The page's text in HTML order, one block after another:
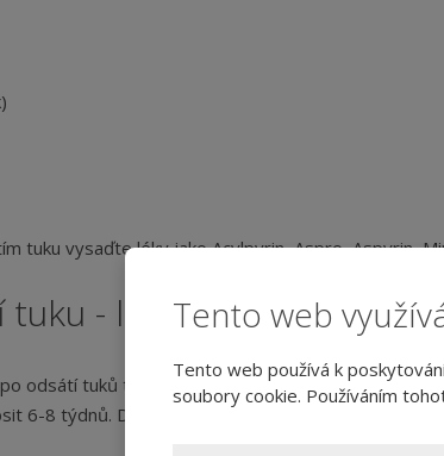
tuku vysaďte léky jako Acylpyrin, Aspro, Aspyrin,
tuku - liposukci vibrační,
odsátí tuků trvá většinou 3 dny, otoky však jsou
6-8 týdnů. Dále musíte po dobu 6-8 týdnu po
Tento web
Tento web používá k
soubory cookie. Používáním